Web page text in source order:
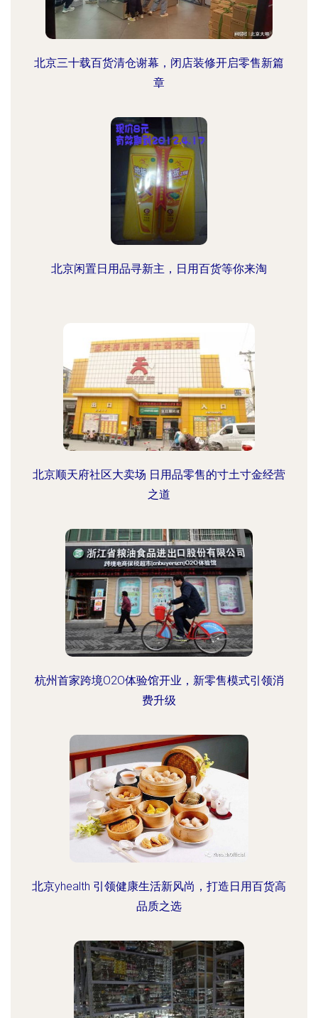
北京三十载百货清仓谢幕，闭店装修开启零售新篇
章
北京闲置日用品寻新主，日用百货等你来淘
北京顺天府社区大卖场 日用品零售的寸土寸金经营
之道
杭州首家跨境O2O体验馆开业，新零售模式引领消
费升级
北京yhealth 引领健康生活新风尚，打造日用百货高
品质之选